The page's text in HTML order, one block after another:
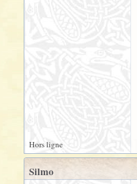
Hors ligne
Silmo